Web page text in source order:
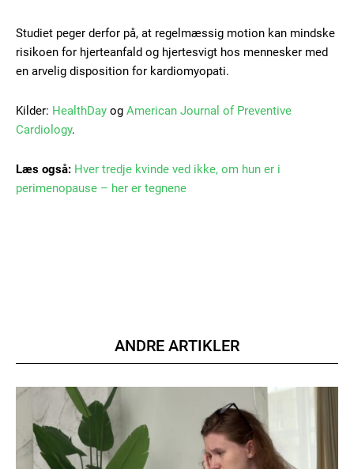
Gratis / forever
Etiam est nibh, lobortis sit
Praesent euismod ac
Nullam eu erat condimentum
Donec quis est ac felis
Member full access
100DKK
Etiam est nibh, lobortis sit
Studiet peger derfor på, at regelmæssig motion kan mindske
risikoen for hjerteanfald og hjertesvigt hos mennesker med
en arvelig disposition for kardiomyopati.
Kilder: HealthDay og American Journal of Preventive
Cardiology.
Læs også: Hver tredje kvinde ved ikke, om hun er i
perimenopause – her er tegnene
ANDRE ARTIKLER